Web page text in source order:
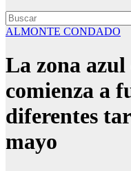
ALMONTE CONDADO
La zona azul
comienza a
diferentes
mayo